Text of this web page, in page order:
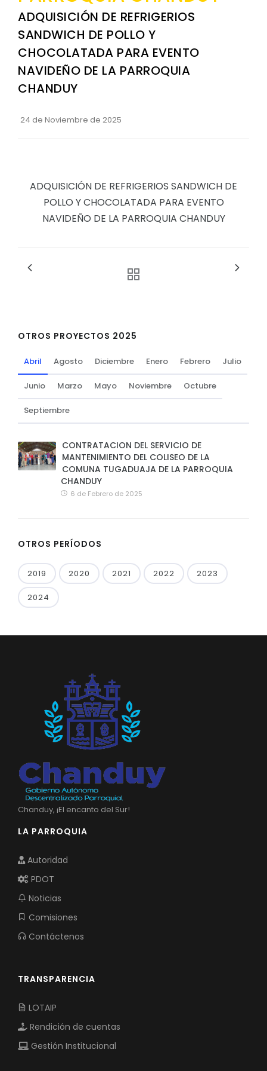
ADQUISICIÓN DE REFRIGERIOS
SANDWICH DE POLLO Y
CHOCOLATADA PARA EVENTO
NAVIDEÑO DE LA PARROQUIA
CHANDUY
24 de Noviembre de 2025
ADQUISICIÓN DE REFRIGERIOS SANDWICH DE
POLLO Y CHOCOLATADA PARA EVENTO
NAVIDEÑO DE LA PARROQUIA CHANDUY
OTROS PROYECTOS 2025
Abril Agosto Diciembre Enero Febrero Julio
Junio Marzo Mayo Noviembre Octubre
Septiembre
CONTRATACION DEL SERVICIO DE
MANTENIMIENTO DEL COLISEO DE LA
COMUNA TUGADUAJA DE LA PARROQUIA
CHANDUY
6 de Febrero de 2025
OTROS PERÍODOS
2019 2020 2021 2022 2023
2024
Chanduy, ¡El encanto del Sur!
LA PARROQUIA
Autoridad
PDOT
Noticias
Comisiones
Contáctenos
TRANSPARENCIA
LOTAIP
Rendición de cuentas
Gestión Institucional